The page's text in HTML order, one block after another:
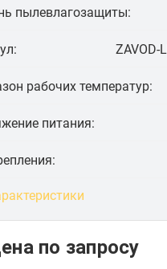
пылевлагозащиты:
ZAVOD-
рабочих температур:
питания:
по запросу